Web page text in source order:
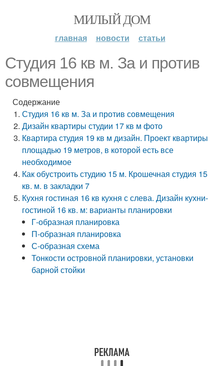
МИЛЫЙ ДОМ
главная новости статьи
Студия 16 кв м. За и против
совмещения
Содержание
Студия 16 кв м. За и против совмещения
Дизайн квартиры студии 17 кв м фото
Квартира студия 19 кв м дизайн. Проект квартиры
площадью 19 метров, в которой есть все
необходимое
Как обустроить студию 15 м. Крошечная студия 15
кв. м. в закладки 7
Кухня гостиная 16 кв кухня с слева. Дизайн кухни-
гостиной 16 кв. м: варианты планировки
Г-образная планировка
П-образная планировка
С-образная схема
Тонкости островной планировки, установки
барной стойки